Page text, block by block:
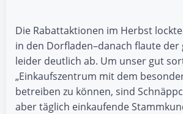
Die Rabattaktionen im Herbst
in den Dorfladen–danach flaute
leider deutlich ab. Um unser gut
„Einkaufszentrum mit dem
betreiben zu können, sind
aber täglich einkaufende